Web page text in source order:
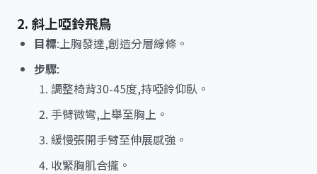
2. 斜上啞鈴飛鳥
目標:上胸發達,創造分層線條。
步驟:
調整椅背30-45度,持啞鈴仰臥。
手臂微彎,上舉至胸上。
緩慢張開手臂至伸展感強。
收緊胸肌合攏。